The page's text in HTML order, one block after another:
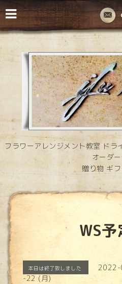
フラワーアレンジメント教室 ドラ
オーダ
贈り物 ギ
WS
本日は終了致しました
2022-
-22 (月)